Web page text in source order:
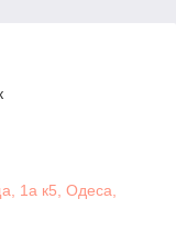
1а к5, Одеса,